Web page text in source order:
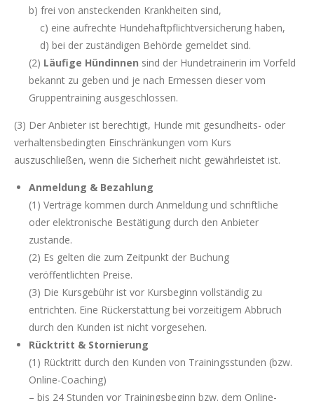
b) frei von ansteckenden Krankheiten sind,
c) eine aufrechte Hundehaftpflichtversicherung haben,
d) bei der zuständigen Behörde gemeldet sind.
(2) Läufige Hündinnen sind der Hundetrainerin im Vorfeld
bekannt zu geben und je nach Ermessen dieser vom
Gruppentraining ausgeschlossen.
(3) Der Anbieter ist berechtigt, Hunde mit gesundheits- oder
verhaltensbedingten Einschränkungen vom Kurs
auszuschließen, wenn die Sicherheit nicht gewährleistet ist.
Anmeldung & Bezahlung
(1) Verträge kommen durch Anmeldung und schriftliche
oder elektronische Bestätigung durch den Anbieter
zustande.
(2) Es gelten die zum Zeitpunkt der Buchung
veröffentlichten Preise.
(3) Die Kursgebühr ist vor Kursbeginn vollständig zu
entrichten. Eine Rückerstattung bei vorzeitigem Abbruch
durch den Kunden ist nicht vorgesehen.
Rücktritt & Stornierung
(1) Rücktritt durch den Kunden von Trainingsstunden (bzw.
Online-Coaching)
– bis 24 Stunden vor Trainingsbeginn bzw. dem Online-